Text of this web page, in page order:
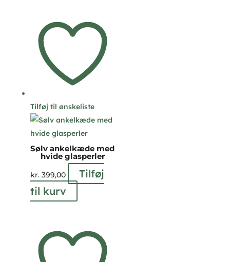
Tilføj til ønskeliste
Sølv ankelkæde med
hvide glasperler
kr.399,00
Tilføj
til kurv